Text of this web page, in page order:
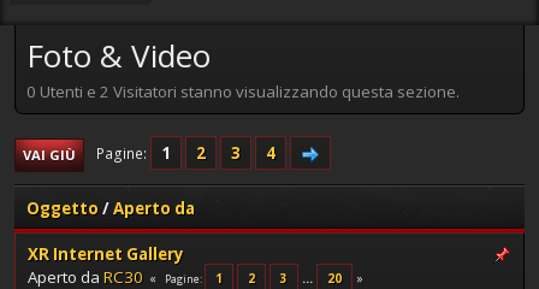
Foto & Video
0 Utenti e 2 Visitatori stanno visualizzando questa sezione.
VAI GIÙ Pagine 1 2 3 4
Oggetto/Aperto da
XR Internet Gallery
Aperto da RC30 Pagine 1 2 3 ... 20